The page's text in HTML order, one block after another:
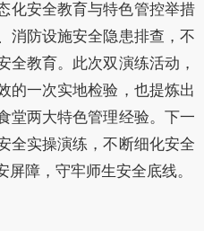
化安全教育与特色管控举措
消防设施安全隐患排查，不
全教育。此次双演练活动，
的一次实地检验，也提炼出
堂两大特色管理经验。下一
全实操演练，不断细化安全
障，守牢师生安全底线。